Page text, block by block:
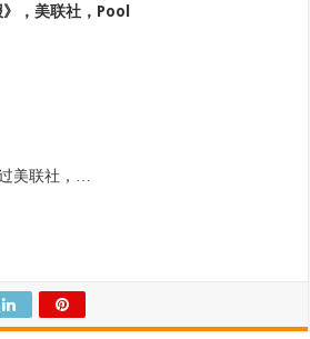
，美联社，Pool
美联社，…